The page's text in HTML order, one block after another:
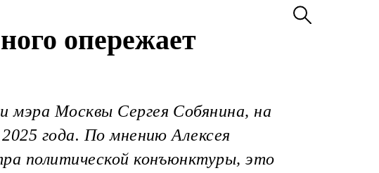
опережает
мэра Москвы Сергея Собянина, на
года. По мнению Алексея
политической конъюнктуры, это